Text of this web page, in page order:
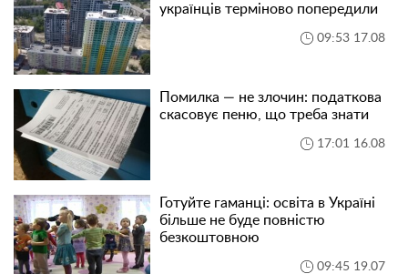
українців терміново попередили
09:53 17.08
Помилка — не злочин: податкова
скасовує пеню, що треба знати
17:01 16.08
Готуйте гаманці: освіта в Україні
більше не буде повністю
безкоштовною
09:45 19.07